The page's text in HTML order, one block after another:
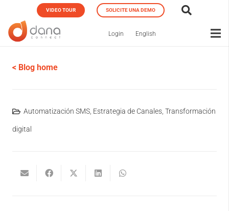
VIDEO TOUR SOLICITE UNA DEMO
Login English
< Blog home
Automatización SMS, Estrategia de Canales, Transformación
digital